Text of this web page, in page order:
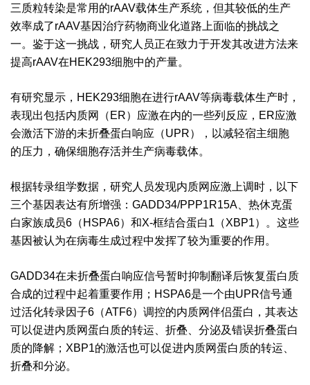
三质粒转染是常用的rAAV载体生产系统，但其较低的生产
效率成了rAAV基因治疗药物商业化道路上面临的挑战之
一。鉴于这一挑战，研究人员正在致力于开发其改进方法来
提高rAAV在HEK293细胞中的产量。
有研究显示，HEK293细胞在进行rAAV等病毒载体生产时，
表现出包括内质网（ER）应激在内的一些列反应，ER应激
会激活下游的未折叠蛋白响应（UPR），以减轻宿主细胞
的压力，确保细胞存活并生产病毒载体。
根据转录组学数据，研究人员发现内质网应激上调时，以下
三个基因表达有所增强：GADD34/PPP1R15A、热休克蛋
白家族成员6（HSPA6）和X-框结合蛋白1（XBP1）。这些
基因被认为在病毒生成过程中发挥了较为重要的作用。
GADD34在未折叠蛋白响应信号暂时抑制翻译后恢复蛋白质
合成的过程中起着重要作用；HSPA6是一个由UPR信号通
过活化转录因子6（ATF6）调控的内质网伴侣蛋白，其表达
可以促进内质网蛋白质的转运、折叠、分泌及错误折叠蛋白
质的降解；XBP1的激活也可以促进内质网蛋白质的转运、
折叠和分泌。